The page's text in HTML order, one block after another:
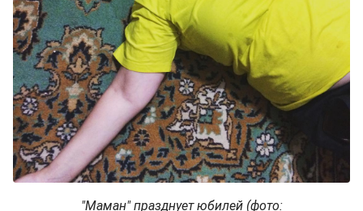
"Маман" празднует юбилей (фото: